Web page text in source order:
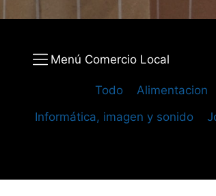
Menú Comercio Local
Todo Alimentacion
Informática, imagen y sonido